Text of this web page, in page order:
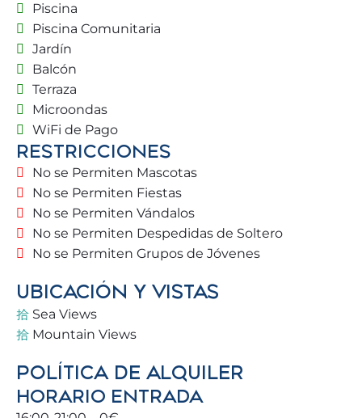
Con más de 300 días de sol al año ☀️, Torremolinos
es ideal incluso en invierno, ofreciendo la
posibilidad de disfrutar del sol a 20º. Pasea por el
maravilloso paseo marítimo y disfruta de la
excelente gastronomía local 🍤🍷.
La vivienda cuenta con una luz natural maravillosa
y una ubicación inmejorable, pudiendo caminar
hasta la playa y disfrutar de transporte público para
explorar Torremolinos y alrededores (Málaga,
Benalmádena, Fuengirola) 🚆.
🏡 DISTRIBUCIÓN DEL APARTAMENTO
Habitación 1
• Cama doble (150 x 200 cm)
Habitación 2
Piscina
Piscina Comunitaria
Jardín
Balcón
Terraza
Microondas
WiFi de Pago
RESTRICCIONES
No se Permiten Mascotas
No se Permiten Fiestas
No se Permiten Vándalos
No se Permiten Despedidas de Soltero
No se Permiten Grupos de Jóvenes
UBICACIÓN Y VISTAS
Sea Views
Mountain Views
POLÍTICA DE ALQUILER
HORARIO ENTRADA